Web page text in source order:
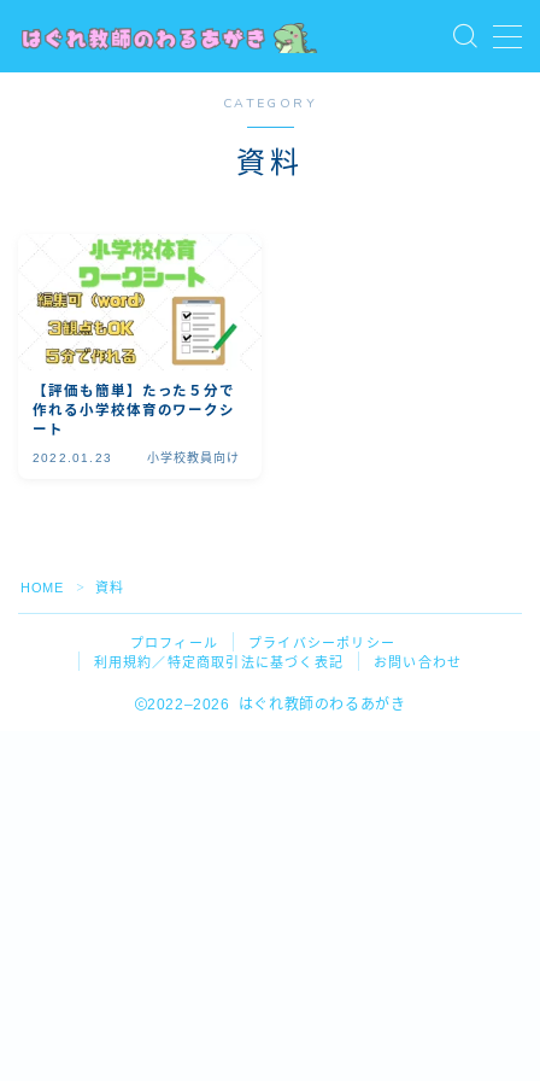
保護者向け
利用規約／特定商取引法に基づく表記
教員向け
教員志望・若手教員向け
有料記事の決済完了ページ
CATEGORY
資料
【評価も簡単】たった５分で
作れる小学校体育のワークシ
ート
2022.01.23 小学校教員向け
HOME ＞ 資料
プロフィール
プライバシーポリシー
利用規約／特定商取引法に基づく表記
お問い合わせ
2022–2026 はぐれ教師のわるあがき